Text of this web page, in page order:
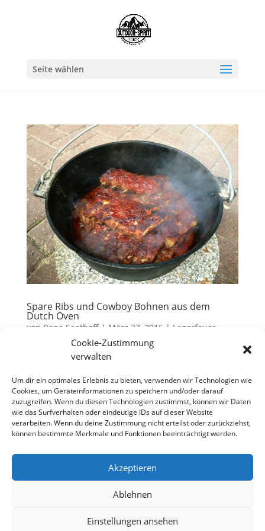
Cookie-Zustimmung
verwalten
Um dir ein optimales Erlebnis zu bieten, verwenden wir Technologien wie
Cookies, um Geräteinformationen zu speichern und/oder darauf
zuzugreifen. Wenn du diesen Technologien zustimmst, können wir Daten
wie das Surfverhalten oder eindeutige IDs auf dieser Website
verarbeiten. Wenn du deine Zustimmung nicht erteilst oder zurückziehst,
können bestimmte Merkmale und Funktionen beeinträchtigt werden.
Akzeptieren
Ablehnen
Einstellungen ansehen
Seite wählen
Spare Ribs und Cowboy Bohnen aus dem
Dutch Oven
von Rene Saathoff| März 27, 2015 | Lagerfeuer
Vor ein paar Wochen reifte die Idee, zusammen mit
bemühen, um ein kleines Cast Iron Inferno zu
veranstalten. Zusammen standen uns drei Dutch
Oven zur Verfügung, die schliesslich bis zu sieben
hungrige Mäuler satt machen...
Datenschutzerklärung
Impressum
Cookie-Richtlinie (EU)